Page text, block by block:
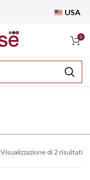
USA
0
Visualizzazione di 2 risultati